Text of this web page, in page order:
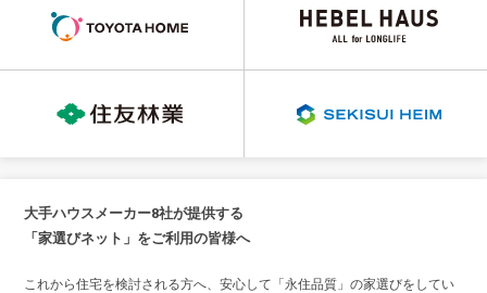
大手ハウスメーカー8社が提供する
「家選びネット」をご利用の皆様へ
これから住宅を検討される方へ、安心して「永住品質」の家選びをしてい